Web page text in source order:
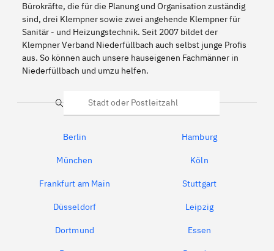
Bürokräfte, die für die Planung und Organisation zuständig
sind, drei Klempner sowie zwei angehende Klempner für
Sanitär - und Heizungstechnik. Seit 2007 bildet der
Klempner Verband Niederfüllbach auch selbst junge Profis
aus. So können auch unsere hauseigenen Fachmänner in
Niederfüllbach und umzu helfen.
Suche
Berlin Hamburg
München Köln
Frankfurt am Main Stuttgart
Düsseldorf Leipzig
Dortmund Essen